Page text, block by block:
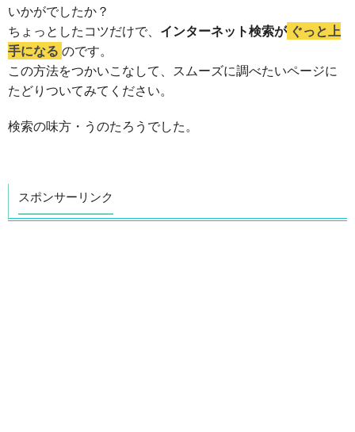
いかがでしたか？
ちょっとしたコツだけで、 インターネット検索が ぐっと上
手になる のです。
この方法をつかいこなして、スムーズに調べたいページに
たどりついてみてください。
検索の味方・うのたろうでした。
スポンサーリンク